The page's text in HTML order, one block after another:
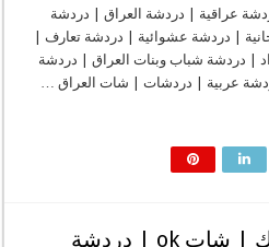
|
شات
عشق
دردشة
عشق
|
مغلقة
السعوديه
|
شات
سعودي
|
شات
|
شات
|
عراقية | دردشة العراق | دردشة
| دردشة عشوائية | دردشة تعارف |
| دردشة شباب وبنات العراق | دردشة
عربية | دردشات | شات العراق …
شات اوكي | شات اوك | شات ok | دردشة